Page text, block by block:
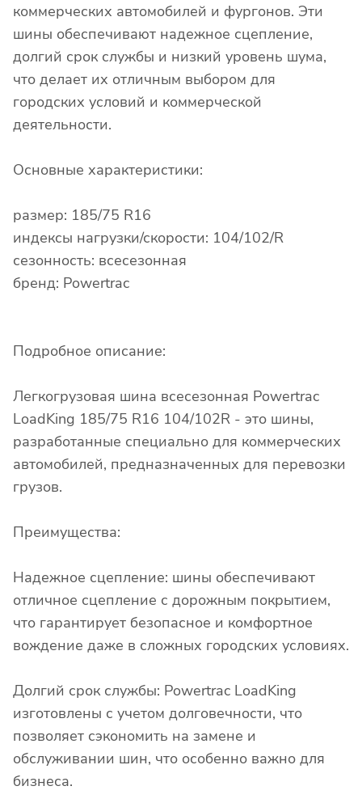
коммерческих автомобилей и фургонов. Эти
шины обеспечивают надежное сцепление,
долгий срок службы и низкий уровень шума,
что делает их отличным выбором для
городских условий и коммерческой
деятельности.
Основные характеристики:
размер: 185/75 R16
индексы нагрузки/скорости: 104/102/R
сезонность: всесезонная
бренд: Powertrac
Подробное описание:
Легкогрузовая шина всесезонная Powertrac
LoadKing 185/75 R16 104/102R - это шины,
разработанные специально для коммерческих
автомобилей, предназначенных для перевозки
грузов.
Преимущества:
Надежное сцепление: шины обеспечивают
отличное сцепление с дорожным покрытием,
что гарантирует безопасное и комфортное
вождение даже в сложных городских условиях.
Долгий срок службы: Powertrac LoadKing
изготовлены с учетом долговечности, что
позволяет сэкономить на замене и
обслуживании шин, что особенно важно для
бизнеса.